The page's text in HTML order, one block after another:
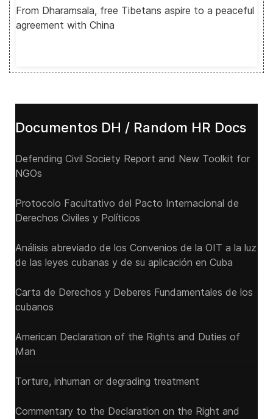
From Dharamsala, free Tibetans aspire to a peaceful
agreement with China
Documentos DH / Random HR Docs
Defending Civil Society Report and New Toolkit for
NGOs
Protocolo Facultativo del Pacto Internacional de
Derechos Civiles y Políticos
Análisis abreviado de los Convenios de la OIT a la luz
de las leyes cubanas y de su aplicación en Cuba
Carta de Derechos y Deberes Fundamentales de los
cubanos
American Declaration of the Rights and Duties of
Man
Torture, inhuman or degrading treatment
Commentary to the Declaration on the Right and